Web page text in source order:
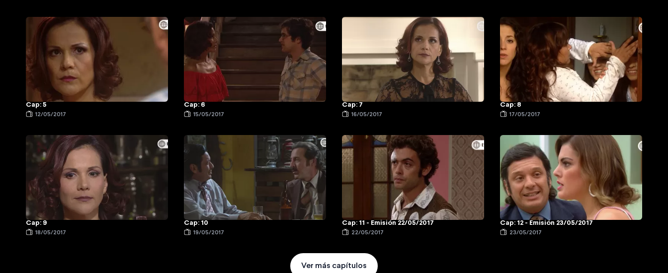
Cap: 5
12/05/2017
Cap: 6
15/05/2017
Cap: 7
16/05/2017
Cap: 8
17/05/2017
Cap: 9
18/05/2017
Cap: 10
19/05/2017
Cap: 11 - Emisión 22/05/2017
22/05/2017
Cap: 12 - Emisión 23/05/2017
23/05/2017
Ver más capítulos